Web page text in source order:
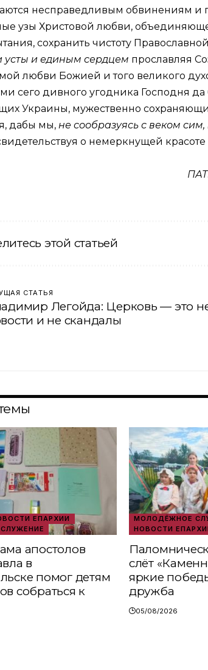
несправедливым обвинениям и
узы Христовой любви,
сохранить чистоту
усты и единым сердцем прославляя
любви Божией и того великого
сего дивного угодника Господня
Украины, мужественно
дабы мы, не сообразуясь с веком
о немеркнущей
этой статьей
СТАТЬЯ
Легойда: Церковь — это
и не скандалы
ЕПАРХИИ
апостолов
в
помог детям
собраться к
МОЛОДЁЖНОЕ
НОВОСТИ
слёт
яркие
дружба
05/08/2026